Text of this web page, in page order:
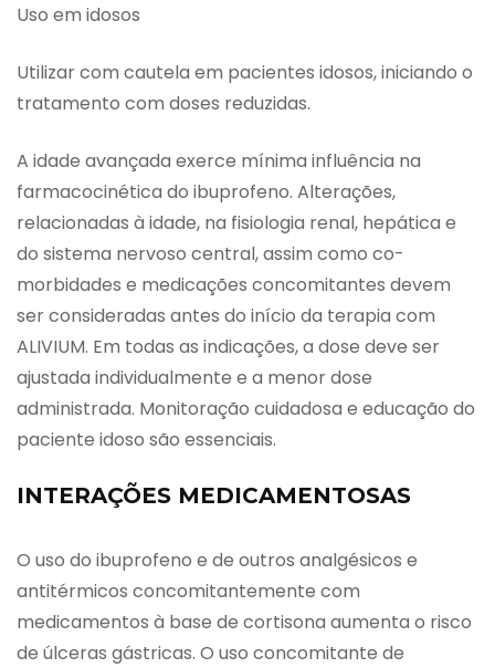
Uso em idosos
Utilizar com cautela em pacientes idosos, iniciando o
tratamento com doses reduzidas.
A idade avançada exerce mínima influência na
farmacocinética do ibuprofeno. Alterações,
relacionadas à idade, na fisiologia renal, hepática e
do sistema nervoso central, assim como co-
morbidades e medicações concomitantes devem
ser consideradas antes do início da terapia com
ALIVIUM. Em todas as indicações, a dose deve ser
ajustada individualmente e a menor dose
administrada. Monitoração cuidadosa e educação do
paciente idoso são essenciais.
INTERAÇÕES MEDICAMENTOSAS
O uso do ibuprofeno e de outros analgésicos e
antitérmicos concomitantemente com
medicamentos à base de cortisona aumenta o risco
de úlceras gástricas. O uso concomitante de